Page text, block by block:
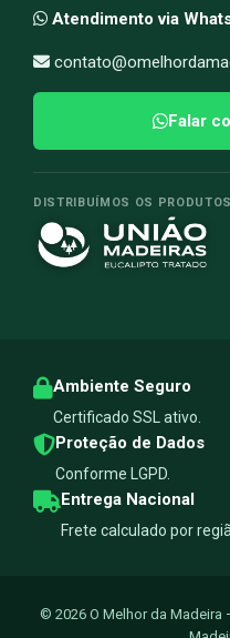
Atendimento via
Falar
DISTRIBUÍMOS OS
Ambiente Seguro
Certificado SSL ativo.
Proteção de Dados
Conforme LGPD.
Entrega Nacional
Frete calculado por
© 2026 O Melhor da Madeira